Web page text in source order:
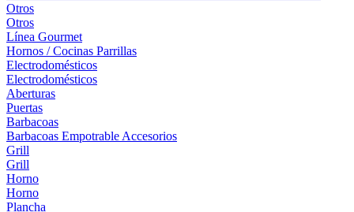
Otros
Otros
Línea Gourmet
Hornos / Cocinas Parrillas
Electrodomésticos
Electrodomésticos
Aberturas
Puertas
Barbacoas
Barbacoas Empotrable Accesorios
Grill
Grill
Horno
Horno
Plancha